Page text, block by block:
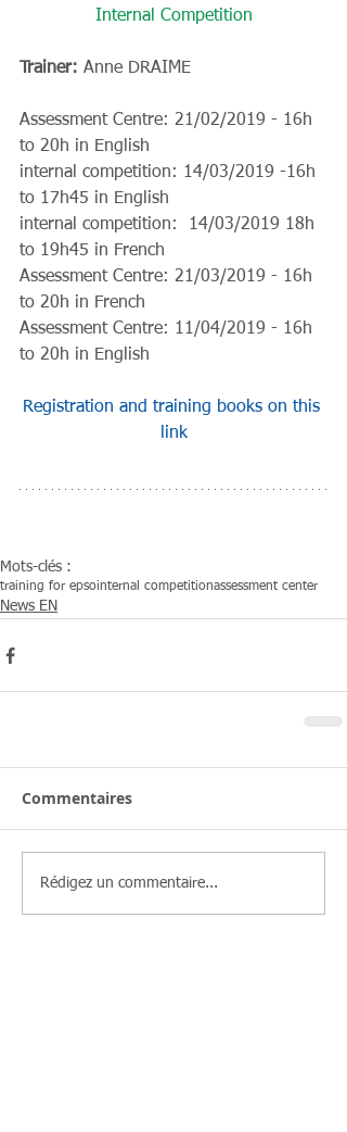
Internal Competition
Trainer: Anne DRAIME
Assessment Centre: 21/02/2019 - 16h
to 20h in English
internal competition: 14/03/2019 -16h
to 17h45 in English
internal competition:  14/03/2019 18h
to 19h45 in French
Assessment Centre: 21/03/2019 - 16h
to 20h in French
Assessment Centre: 11/04/2019 - 16h
to 20h in English
Registration and training books on this
link
Mots-clés :
training for epsointernal competitionassessment center
News EN
Commentaires
Rédigez un commentaire...